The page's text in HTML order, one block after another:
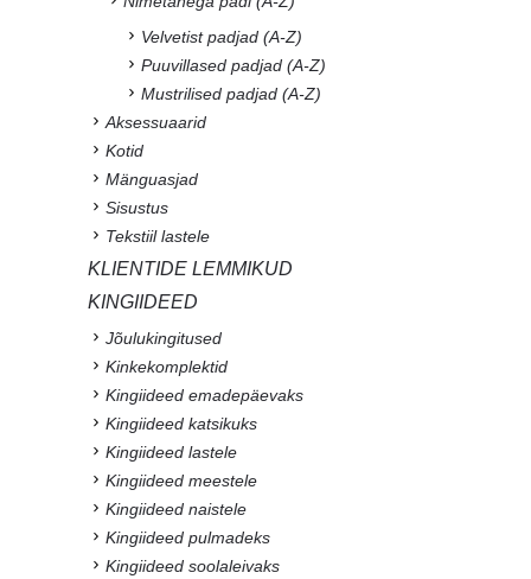
Velvetist padjad (A-Z)
Puuvillased padjad (A-Z)
Mustrilised padjad (A-Z)
Aksessuaarid
Kotid
Mänguasjad
Sisustus
Tekstiil lastele
KLIENTIDE LEMMIKUD
KINGIIDEED
Jõulukingitused
Kinkekomplektid
Kingiideed emadepäevaks
Kingiideed katsikuks
Kingiideed lastele
Kingiideed meestele
Kingiideed naistele
Kingiideed pulmadeks
Kingiideed soolaleivaks